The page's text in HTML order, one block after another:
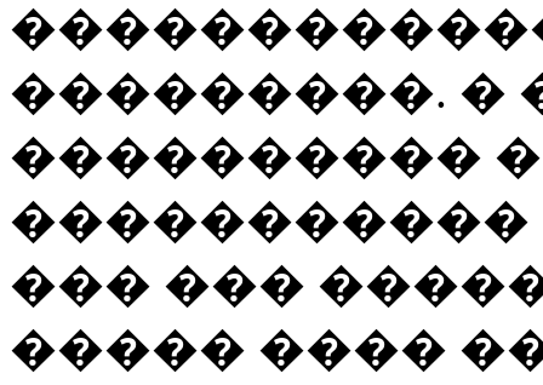
���������. �
����������
�����������
��� ���
����� ����